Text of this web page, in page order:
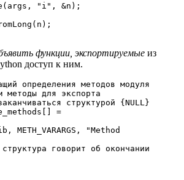
"i", &n);
функции, экспортируемые из
доступ к ним.
определения методов модуля
методы для экспорта
структурой {NULL}
=